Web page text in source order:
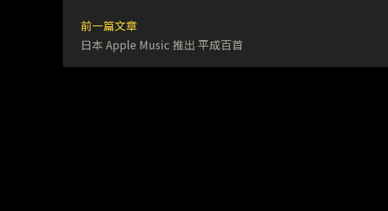
前一篇文章
日本 Apple Music 推出 平成百首